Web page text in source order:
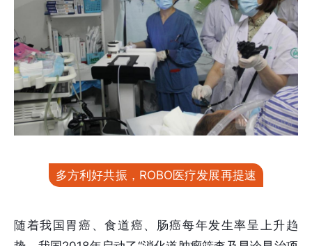
多方利好共振，ROBO医疗发展再提速
随着我国胃癌、食道癌、肠癌每年发生率呈上升趋